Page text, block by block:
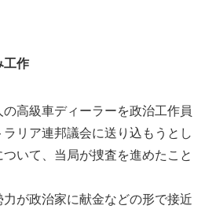
工作
高級車ディーラーを政治工作員
リア連邦議会に送り込もうとし
いて、当局が捜査を進めたこと
が政治家に献金などの形で接近